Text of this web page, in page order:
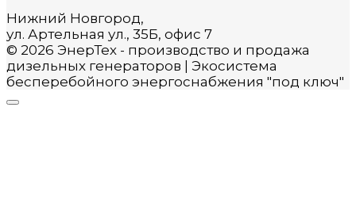
Нижний Новгород,
ул. Артельная ул., 35Б, офис 7
© 2026 ЭнерТех - производство и продажа
дизельных генераторов | Экосистема
бесперебойного энергоснабжения "под ключ"